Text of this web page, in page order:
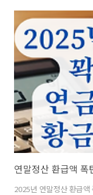
도소득세, 오늘 제가 아
이는 '절세 치트키'까지
금이 어떻게 다를까?
📊양도소득세 계산 공
원 공제 📉필승 절세 전
2025년 연말정산 환급액